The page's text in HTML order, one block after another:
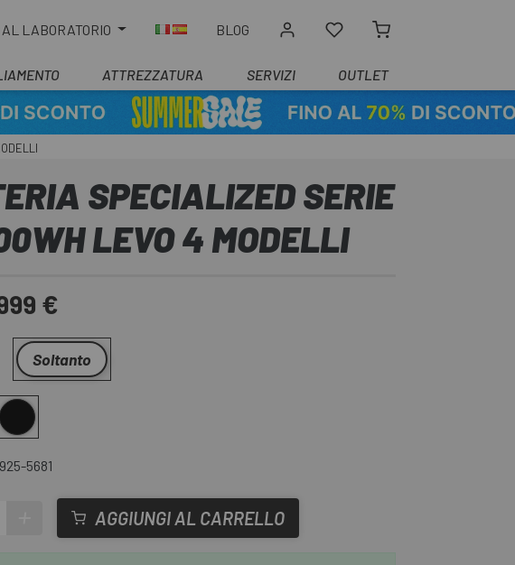
LABORATORIO BLOG
ATTREZZATURA SERVIZI OUTLET
SPECIALIZED SERIE
LEVO 4 MODELLI
€
Soltanto
Multiplo
5681
AGGIUNGI AL CARRELLO